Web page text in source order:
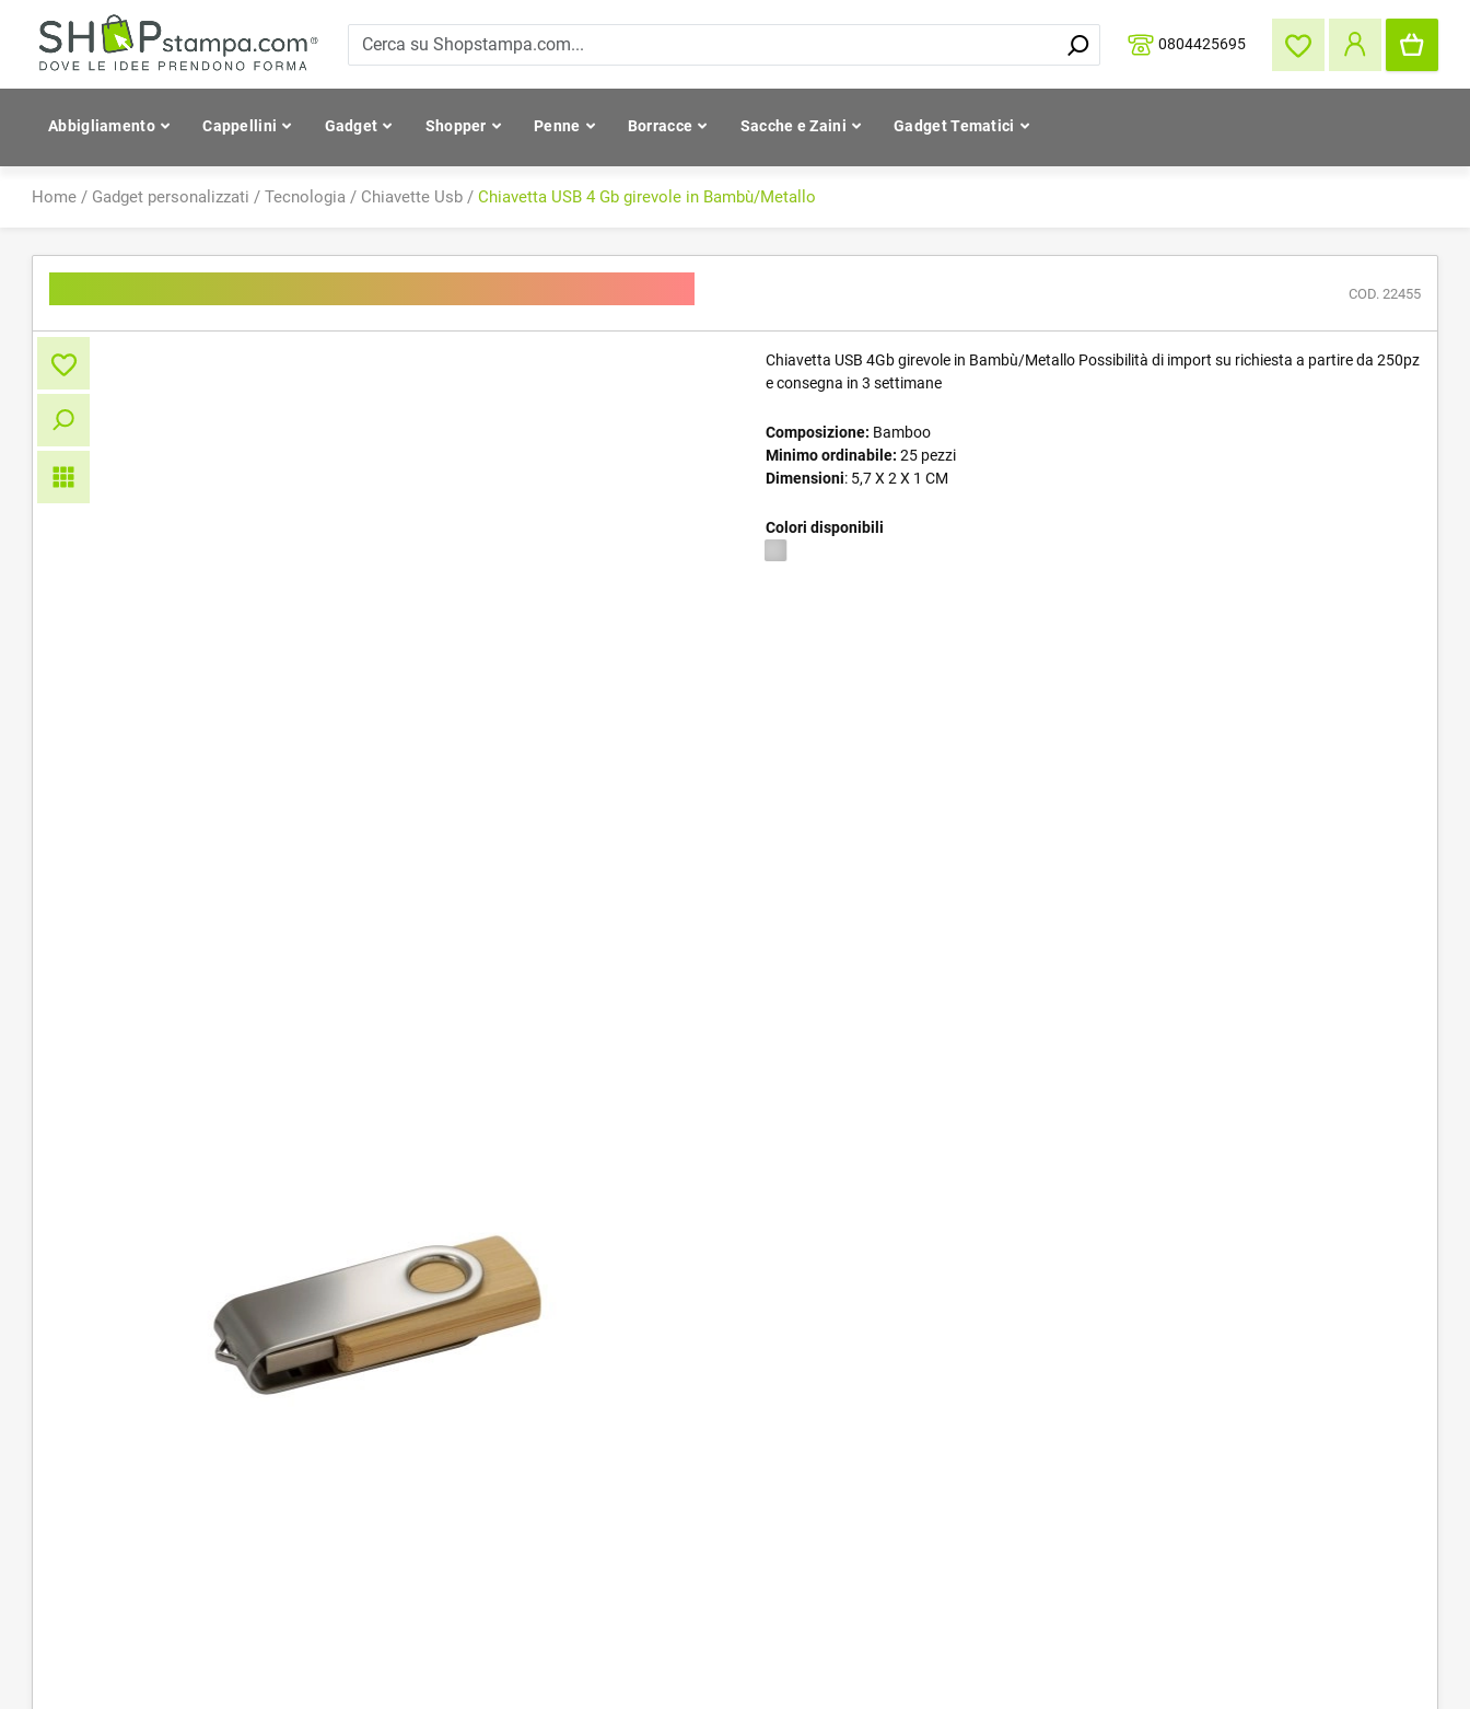
0804425695
Abbigliamento Cappellini Gadget Shopper Penne Borracce Sacche e Zaini Gadget Tematici
Home / Gadget personalizzati / Tecnologia / Chiavette Usb / Chiavetta USB 4 Gb girevole in Bambù/Metallo
COD. 22455
Chiavetta USB 4Gb girevole in Bambù/Metallo Possibilità di import su richiesta a partire da 250pz
e consegna in 3 settimane
Composizione: Bamboo
Minimo ordinabile: 25 pezzi
Dimensioni: 5,7 X 2 X 1 CM
Colori disponibili